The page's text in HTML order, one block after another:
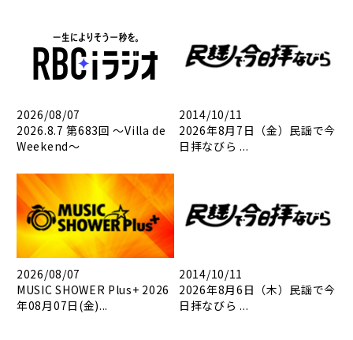
2026/08/07
2026.8.7 第683回 ～Villa de
Weekend～
2014/10/11
2026年8月7日（金）民謡で今
日拝なびら ...
2026/08/07
MUSIC SHOWER Plus+ 2026
年08月07日(金)...
2014/10/11
2026年8月6日（木）民謡で今
日拝なびら ...